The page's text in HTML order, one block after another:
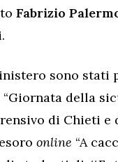
Fabrizio
sono
“Giornata della
di Chieti e
online “A